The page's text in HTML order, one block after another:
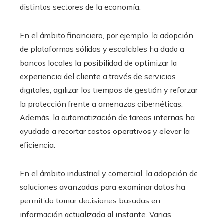
distintos sectores de la economía.
En el ámbito financiero, por ejemplo, la adopción
de plataformas sólidas y escalables ha dado a
bancos locales la posibilidad de optimizar la
experiencia del cliente a través de servicios
digitales, agilizar los tiempos de gestión y reforzar
la protección frente a amenazas cibernéticas.
Además, la automatización de tareas internas ha
ayudado a recortar costos operativos y elevar la
eficiencia.
En el ámbito industrial y comercial, la adopción de
soluciones avanzadas para examinar datos ha
permitido tomar decisiones basadas en
información actualizada al instante. Varias